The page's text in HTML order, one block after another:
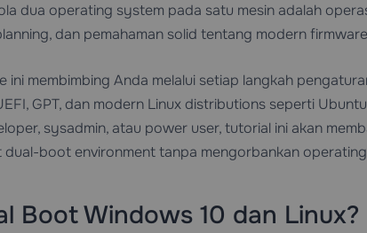
dua operating system pada satu mesin adalah
dan pemahaman solid tentang modern
ini membimbing Anda melalui setiap langkah
GPT, dan modern Linux distributions seperti
sysadmin, atau power user, tutorial ini akan
boot environment tanpa mengorbankan
Boot Windows 10 dan Linux?